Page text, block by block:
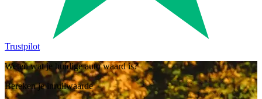
Trustpilot
Weten wat je huidige auto waard is?
Bereken je inruilwaarde